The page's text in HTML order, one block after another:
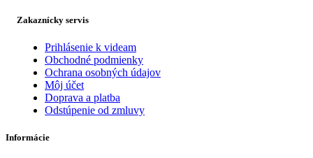
Zakaznícky servis
Prihlásenie k videam
Obchodné podmienky
Ochrana osobných údajov
Môj účet
Doprava a platba
Odstúpenie od zmluvy
Informácie